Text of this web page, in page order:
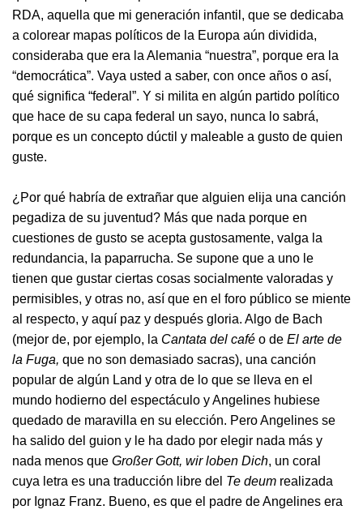
RDA, aquella que mi generación infantil, que se dedicaba
a colorear mapas políticos de la Europa aún dividida,
consideraba que era la Alemania “nuestra”, porque era la
“democrática”. Vaya usted a saber, con once años o así,
qué significa “federal”. Y si milita en algún partido político
que hace de su capa federal un sayo, nunca lo sabrá,
porque es un concepto dúctil y maleable a gusto de quien
guste.
¿Por qué habría de extrañar que alguien elija una canción
pegadiza de su juventud? Más que nada porque en
cuestiones de gusto se acepta gustosamente, valga la
redundancia, la paparrucha. Se supone que a uno le
tienen que gustar ciertas cosas socialmente valoradas y
permisibles, y otras no, así que en el foro público se miente
al respecto, y aquí paz y después gloria. Algo de Bach
(mejor de, por ejemplo, la Cantata del café o de El arte de
la Fuga, que no son demasiado sacras), una canción
popular de algún Land y otra de lo que se lleva en el
mundo hodierno del espectáculo y Angelines hubiese
quedado de maravilla en su elección. Pero Angelines se
ha salido del guion y le ha dado por elegir nada más y
nada menos que Großer Gott, wir loben Dich, un coral
cuya letra es una traducción libre del Te deum realizada
por Ignaz Franz. Bueno, es que el padre de Angelines era